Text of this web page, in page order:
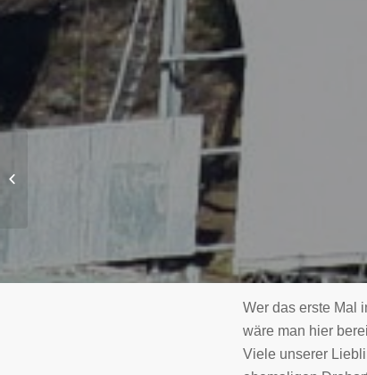
Wer das erste Mal
wäre man hier
Viele unserer